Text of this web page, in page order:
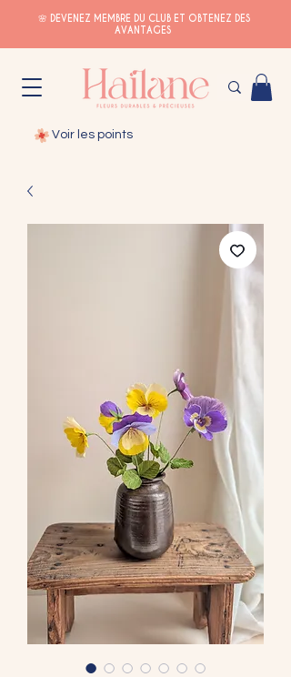
🌸 DEVENEZ MEMBRE DU CLUB ET OBTENEZ DES
AVANTAGES
Voir les points